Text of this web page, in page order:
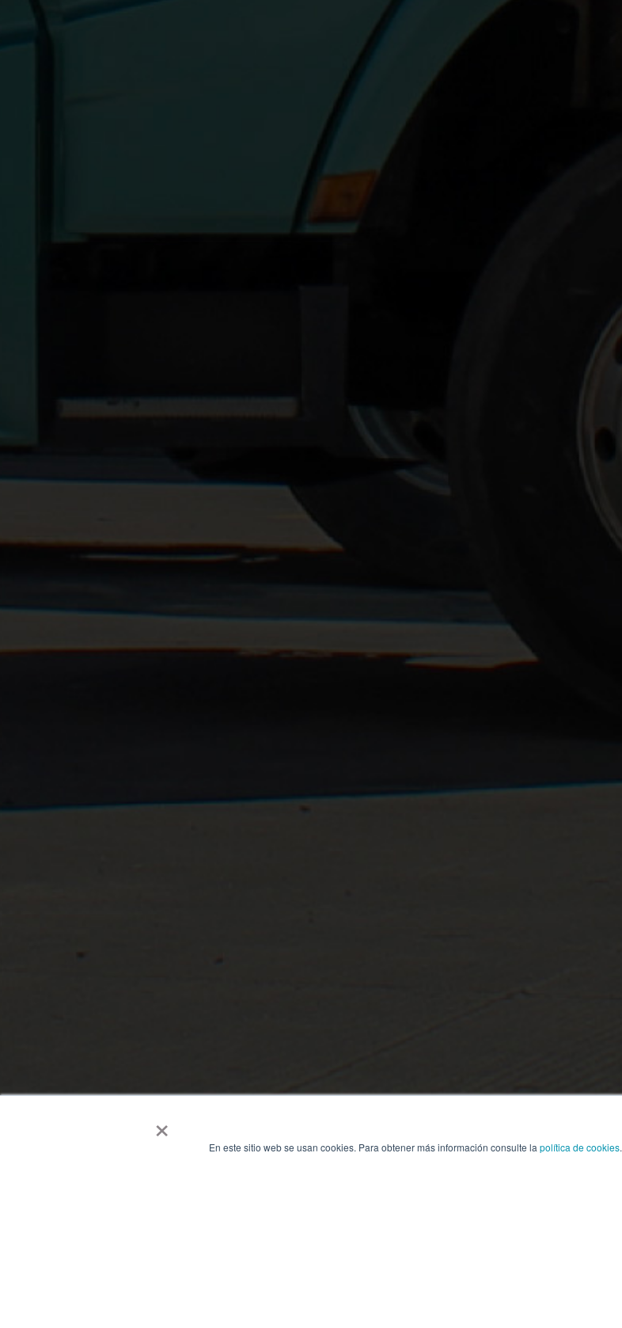
× En este sitio web se usan cookies. Para obtener más información consulte la política de cookies.